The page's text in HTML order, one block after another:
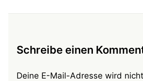
Schreibe einen
Deine E-Mail-Adresse wird